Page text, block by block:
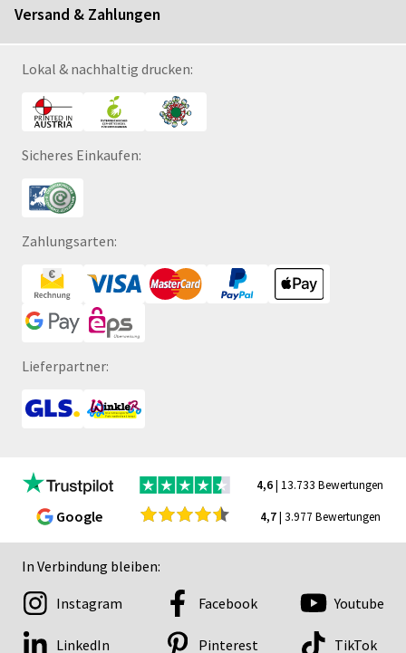
Versand & Zahlungen
Lokal & nachhaltig drucken:
Sicheres Einkaufen:
Zahlungsarten:
Lieferpartner:
4,6| 13.733 Bewertungen
Google 4,7| 3.977 Bewertungen
In Verbindung bleiben:
Instagram Facebook Youtube
LinkedIn Pinterest TikTok